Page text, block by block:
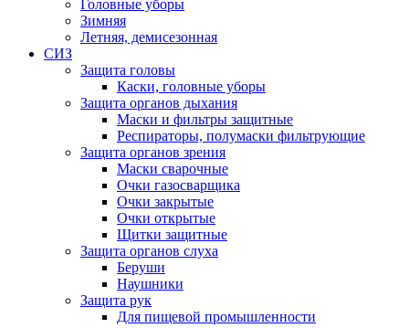
Головные уборы
Зимняя
Летняя, демисезонная
СИЗ
Защита головы
Каски, головные уборы
Защита органов дыхания
Маски и фильтры защитные
Респираторы, полумаски фильтрующие
Защита органов зрения
Маски сварочные
Очки газосварщика
Очки закрытые
Очки открытые
Щитки защитные
Защита органов слуха
Беруши
Наушники
Защита рук
Для пищевой промышленности